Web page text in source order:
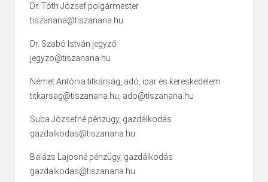
Dr. Tóth József polgármester
tiszanana@tiszanana.hu
Dr. Szabó István jegyző
jegyzo@tiszanana.hu
Német Antónia titkárság, adó, ipar és kereskedelem
titkarsag@tiszanana.hu, ado@tiszanana.hu
Suba Józsefné pénzügy, gazdálkodás
gazdalkodas@tiszanana.hu
Balázs Lajosné pénzügy, gazdálkodás
gazdalkodas@tiszanana.hu